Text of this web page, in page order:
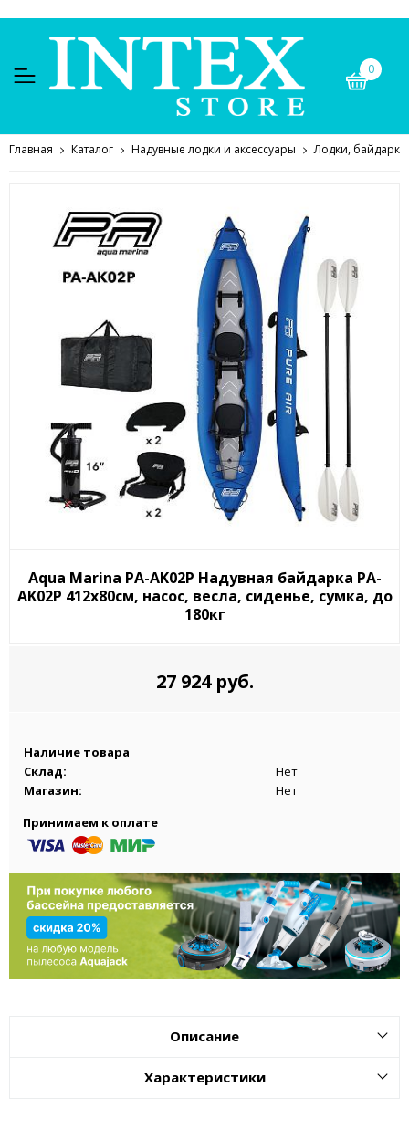
0
Главная Каталог Надувные лодки и аксессуары Лодки,
Aqua Marina PA-AK02P Надувная байдарка PA-
AK02P 412x80см, насос, весла, сиденье, сумка, до
180кг
27 924 руб.
Наличие товара
Склад:
Нет
Магазин:
Нет
Принимаем к оплате
Описание
Характеристики